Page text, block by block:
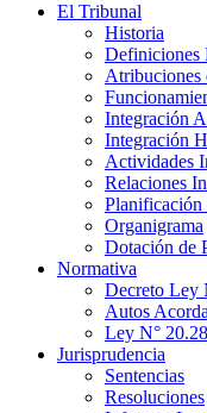
El Tribunal
Historia
Definiciones
Integración
Integración
Actividades
Relaciones
Planificación
Organigrama
Dotación de
Normativa
Decreto Ley
Autos
Ley N°
Jurisprudencia
Sentencias
Resoluciones